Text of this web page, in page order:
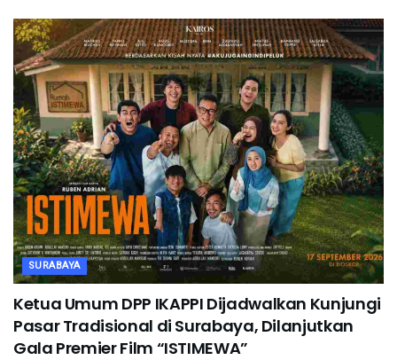
SURABAYA
Ketua Umum DPP IKAPPI Dijadwalkan Kunjungi
Pasar Tradisional di Surabaya, Dilanjutkan
Gala Premier Film “ISTIMEWA”